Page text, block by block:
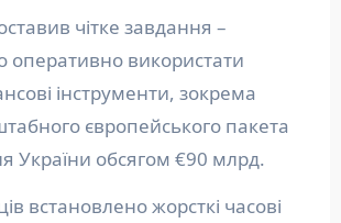
чітке завдання –
оперативно використати
інструменти, зокрема
європейського пакета
України обсягом €90 млрд.
встановлено жорсткі часові